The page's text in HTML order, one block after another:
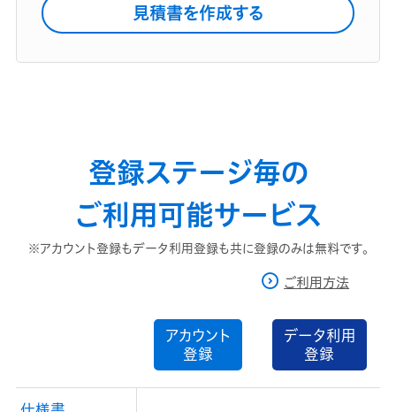
見積書を作成する
登録ステージ毎の
ご利用可能サービス
※アカウント登録もデータ利用登録も共に登録のみは無料です。
ご利用方法
アカウント
登録
データ利用
登録